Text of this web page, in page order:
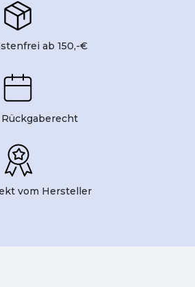
ab 150,-€
vom Hersteller